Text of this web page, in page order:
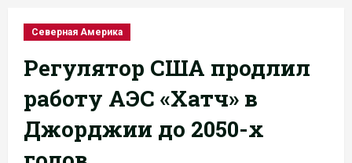
Северная Америка
Регулятор США продлил
работу АЭС «Хатч» в
Джорджии до 2050-х